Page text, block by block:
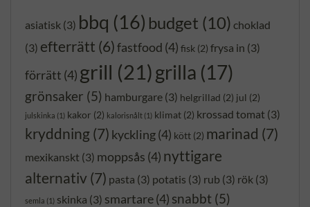
asiatisk (3) bbq (16) budget (10) choklad
(3) efterrätt (6)fastfood (4) fisk (2) frysa in (3)
förrätt (4) grill (21)grilla (17)
grönsaker (5) hamburgare (3) helgrillad (2) jul (2)
julskinka (1) kakor (2) kalorisnålt (1) klimat (2) krossad tomat (3)
kryddning(7) kyckling(4) kött (2) marinad (7)
mexikanskt (3) moppsås (4) nyttigare
alternativ(7) pasta (3) potatis (3) rub (3) rök (3)
semla (1) skinka (3) smartare(4) snabbt (5)